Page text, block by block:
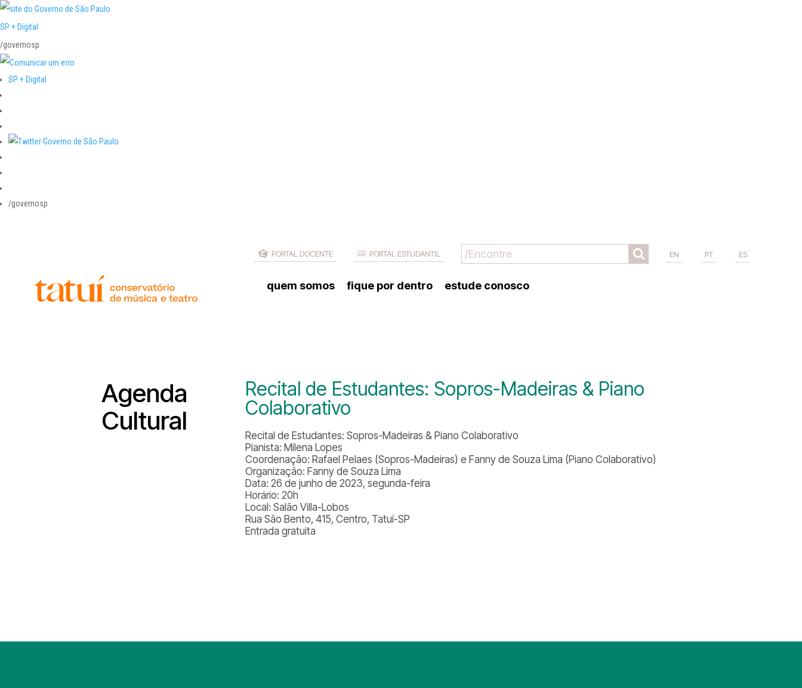
SP + Digital
/governosp
SP + Digital
/governosp
PORTAL DOCENTE PORTAL ESTUDANTIL EN PT ES
quem somos fique por dentro estude conosco
Agenda
Cultural
Recital de Estudantes: Sopros-Madeiras & Piano
Colaborativo
Recital de Estudantes: Sopros-Madeiras & Piano Colaborativo
Pianista: Milena Lopes
Coordenação: Rafael Pelaes (Sopros-Madeiras) e Fanny de Souza Lima (Piano Colaborativo)
Organização: Fanny de Souza Lima
Data: 26 de junho de 2023, segunda-feira
Horário: 20h
Local: Salão Villa-Lobos
Rua São Bento, 415, Centro, Tatuí-SP
Entrada gratuita